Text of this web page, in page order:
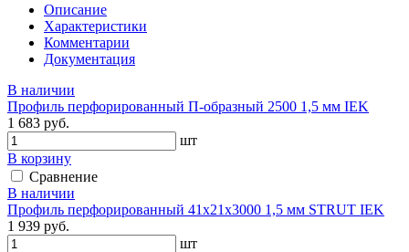
Описание
Характеристики
Комментарии
Документация
В наличии
Профиль перфорированный П-образный 2500 1,5 мм IEK
1 683 руб.
шт
В корзину
Сравнение
В наличии
Профиль перфорированный 41х21х3000 1,5 мм STRUT IEK
1 939 руб.
шт